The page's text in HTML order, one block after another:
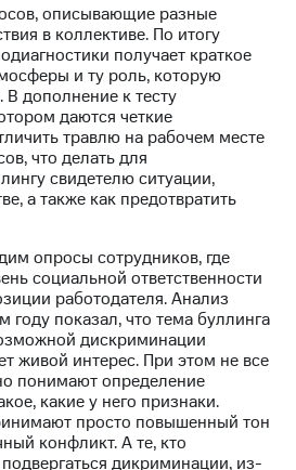
описывающие разные
в коллективе. По итогу
получает краткое
и ту роль, которую
В дополнение к тесту
даются четкие
травлю на рабочем месте
что делать для
свидетелю ситуации,
а также как предотвратить
опросы сотрудников, где
социальной ответственности
работодателя. Анализ
году показал, что тема буллинга
дискриминации
живой интерес. При этом не все
понимают определение
какие у него признаки.
просто повышенный тон
конфликт. А те, кто
дикриминации, из-